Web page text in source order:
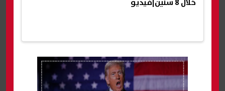
خلال 8 سنين|فيديو